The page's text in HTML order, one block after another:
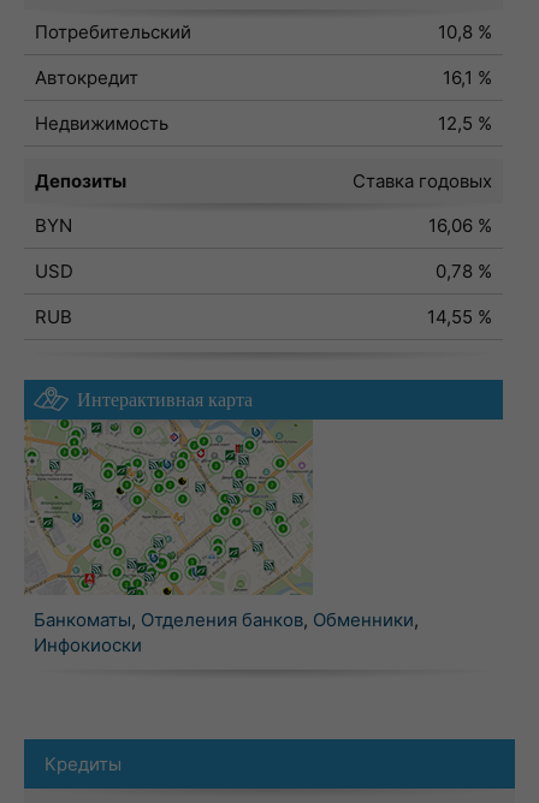
Потребительский
10,8 %
Автокредит
16,1 %
Недвижимость
12,5 %
Депозиты
Ставка годовых
BYN
16,06 %
USD
0,78 %
RUB
14,55 %
Интерактивная карта
Банкоматы, Отделения банков, Обменники,
Инфокиоски
Кредиты